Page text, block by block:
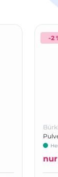
-2
nur